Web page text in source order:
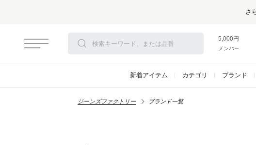
さ
5,000円以上
メンバー登録
新着アイテム カテゴリ ブランド
ジーンズファクトリー ブランド一覧